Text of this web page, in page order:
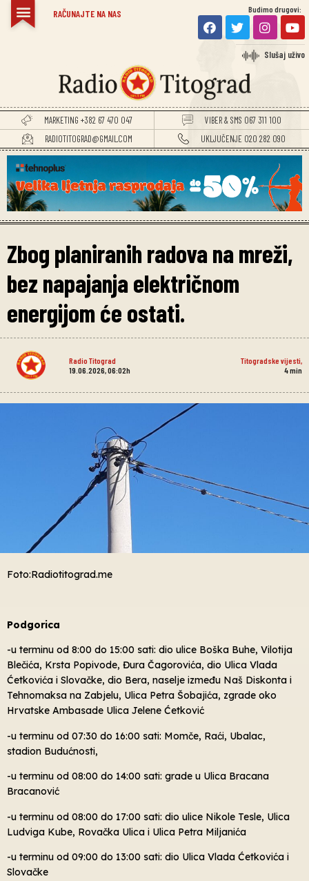
RAČUNAJTE NA NAS Budimo drugovi:
Slušaj uživo
MARKETING +382 67 470 047
VIBER & SMS 067 311 100
RADIOTITOGRAD@GMAIL.COM
UKLJUČENJE 020 282 090
Zbog planiranih radova na mreži,
bez napajanja električnom
energijom će ostati.
Radio Titograd Titogradske vijesti
19.06.2026, 06:02h
4min
Foto:Radiotitograd.me
Podgorica
-u terminu od 8:00 do 15:00 sati: dio ulice Boška Buhe, Vilotija
Blečića, Krsta Popivode, Đura Čagorovića, dio Ulica Vlada
Ćetkovića i Slovačke, dio Bera, naselje između Naš Diskonta i
Tehnomaksa na Zabjelu, Ulica Petra Šobajića, zgrade oko
Hrvatske Ambasade Ulica Jelene Ćetković
-u terminu od 07:30 do 16:00 sati: Momče, Raći, Ubalac,
stadion Budućnosti,
-u terminu od 08:00 do 14:00 sati: grade u Ulica Bracana
Bracanović
-u terminu od 08:00 do 17:00 sati: dio ulice Nikole Tesle, Ulica
Ludviga Kube, Rovačka Ulica i Ulica Petra Miljanića
-u terminu od 09:00 do 13:00 sati: dio Ulica Vlada Ćetkovića i
Slovačke